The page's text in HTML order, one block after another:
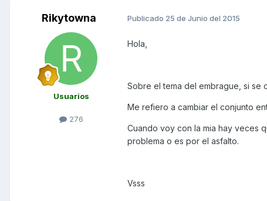
Rikytowna
Usuarios
276
Publicado 25 de Junio del 2015
Hola,
Sobre el tema del embrague, si se
Me refiero a cambiar el conjunto
Cuando voy con la mia hay veces
problema o es por el asfalto.
Vsss